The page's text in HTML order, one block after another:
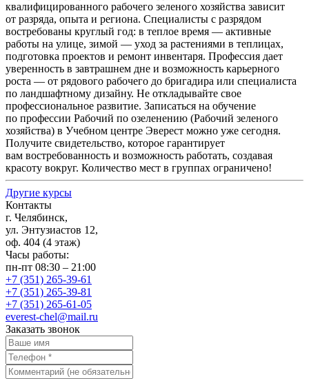
квалифицированного рабочего зеленого хозяйства зависит
от разряда, опыта и региона. Специалисты с разрядом
востребованы круглый год: в теплое время — активные
работы на улице, зимой — уход за растениями в теплицах,
подготовка проектов и ремонт инвентаря. Профессия дает
уверенность в завтрашнем дне и возможность карьерного
роста — от рядового рабочего до бригадира или специалиста
по ландшафтному дизайну. Не откладывайте свое
профессиональное развитие. Записаться на обучение
по профессии Рабочий по озеленению (Рабочий зеленого
хозяйства) в Учебном центре Эверест можно уже сегодня.
Получите свидетельство, которое гарантирует
вам востребованность и возможность работать, создавая
красоту вокруг. Количество мест в группах ограничено!
Другие курсы
Контакты
г. Челябинск,
ул. Энтузиастов 12,
оф. 404 (4 этаж)
Часы работы:
пн-пт 08:30 – 21:00
+7 (351) 265-39-61
+7 (351) 265-39-81
+7 (351) 265-61-05
everest-chel@mail.ru
Заказать звонок